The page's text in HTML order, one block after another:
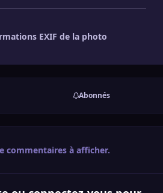
EXIF de la photo
Abonnés
commentaires à afficher.